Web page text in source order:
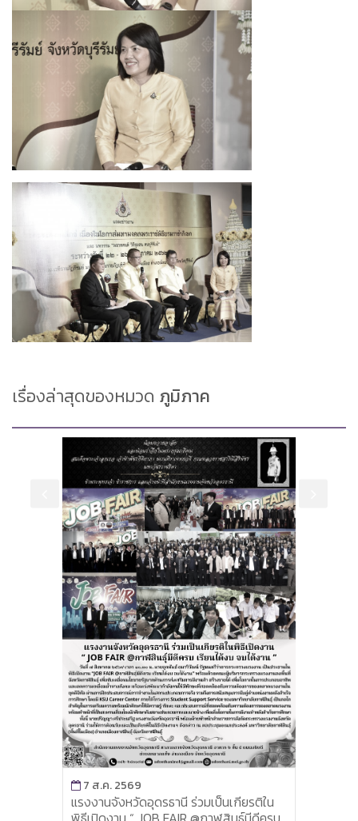
เรื่องล่าสุดของหมวด ภูมิภาค
7 ส.ค. 2569
สนง.แรงงานจังหวัดยะลา เข้าร่วมประชุม